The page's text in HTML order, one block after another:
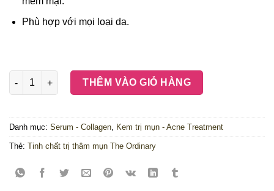
Phù hợp với mọi loại da.
Tinh chất trị thâm mụn The Ordinary Niacinamide 10% + Zinc
THÊM VÀO GIỎ HÀNG
Danh mục: Serum - Collagen Kem trị mụn - Acne Treatment
Thẻ: Tinh chất trị thâm mụn The Ordinary